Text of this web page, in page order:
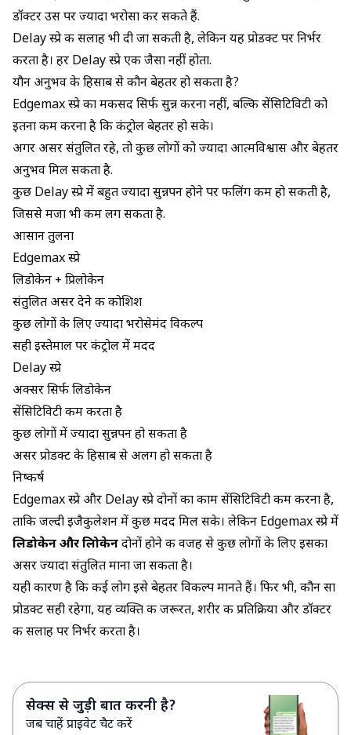
डॉक्टर उस पर ज्यादा भरोसा कर सकते हैं.
Delay स्प्रे की सलाह भी दी जा सकती है, लेकिन यह प्रोडक्ट पर निर्भर
करता है। हर Delay स्प्रे एक जैसा नहीं होता.
यौन अनुभव के हिसाब से कौन बेहतर हो सकता है?
Edgemax स्प्रे का मकसद सिर्फ सुन्न करना नहीं, बल्कि सेंसिटिविटी को
इतना कम करना है कि कंट्रोल बेहतर हो सके।
अगर असर संतुलित रहे, तो कुछ लोगों को ज्यादा आत्मविश्वास और बेहतर
अनुभव मिल सकता है.
कुछ Delay स्प्रे में बहुत ज्यादा सुन्नपन होने पर फीलिंग कम हो सकती है,
जिससे मजा भी कम लग सकता है.
आसान तुलना
Edgemax स्प्रे
लिडोकेन + प्रिलोकेन
संतुलित असर देने की कोशिश
कुछ लोगों के लिए ज्यादा भरोसेमंद विकल्प
सही इस्तेमाल पर कंट्रोल में मदद
Delay स्प्रे
अक्सर सिर्फ लिडोकेन
सेंसिटिविटी कम करता है
कुछ लोगों में ज्यादा सुन्नपन हो सकता है
असर प्रोडक्ट के हिसाब से अलग हो सकता है
निष्कर्ष
Edgemax स्प्रे और Delay स्प्रे दोनों का काम सेंसिटिविटी कम करना है,
ताकि जल्दी इजैकुलेशन में कुछ मदद मिल सके। लेकिन Edgemax स्प्रे में
लिडोकेन और प्रिलोकेनदोनों होने की वजह से कुछ लोगों के लिए इसका
असर ज्यादा संतुलित माना जा सकता है।
यही कारण है कि कई लोग इसे बेहतर विकल्प मानते हैं। फिर भी, कौन सा
प्रोडक्ट सही रहेगा, यह व्यक्ति की जरूरत, शरीर की प्रतिक्रिया और डॉक्टर
की सलाह पर निर्भर करता है।
सेक्स से जुड़ी बात करनी है?
जब चाहें प्राइवेट चैट करें